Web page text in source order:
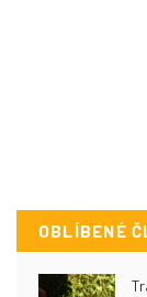
OBLÍBENÉ